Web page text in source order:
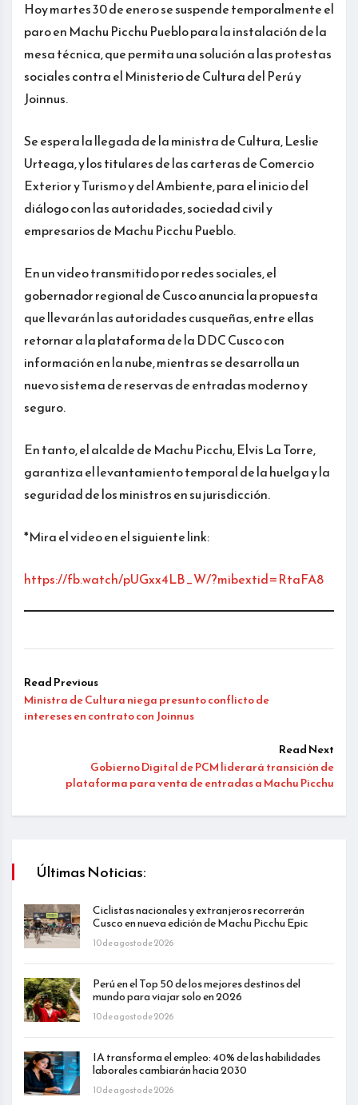
Hoy martes 30 de enero se suspende temporalmente el
paro en Machu Picchu Pueblo para la instalación de la
mesa técnica, que permita una solución a las protestas
sociales contra el Ministerio de Cultura del Perú y
Joinnus.
Se espera la llegada de la ministra de Cultura, Leslie
Urteaga, y los titulares de las carteras de Comercio
Exterior y Turismo y del Ambiente, para el inicio del
diálogo con las autoridades, sociedad civil y
empresarios de Machu Picchu Pueblo.
En un video transmitido por redes sociales, el
gobernador regional de Cusco anuncia la propuesta
que llevarán las autoridades cusqueñas, entre ellas
retornar a la plataforma de la DDC Cusco con
información en la nube, mientras se desarrolla un
nuevo sistema de reservas de entradas moderno y
seguro.
En tanto, el alcalde de Machu Picchu, Elvis La Torre,
garantiza el levantamiento temporal de la huelga y la
seguridad de los ministros en su jurisdicción.
*Mira el video en el siguiente link:
https://fb.watch/pUGxx4LB_W/?mibextid=RtaFA8
Read Previous
Ministra de Cultura niega presunto conflicto de
intereses en contrato con Joinnus
Read Next
Gobierno Digital de PCM liderará transición de
plataforma para venta de entradas a Machu Picchu
Últimas Noticias:
Ciclistas nacionales y extranjeros recorrerán
Cusco en nueva edición de Machu Picchu Epic
10 de agosto de 2026
Perú en el Top 50 de los mejores destinos del
mundo para viajar solo en 2026
10 de agosto de 2026
IA transforma el empleo: 40% de las habilidades
laborales cambiarán hacia 2030
10 de agosto de 2026